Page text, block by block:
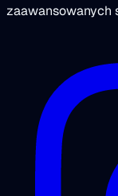
zaawansowanych